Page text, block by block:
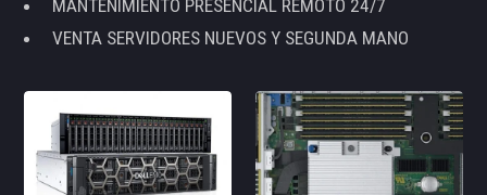
MANTENIMIENTO PRESENCIAL REMOTO 24/7
VENTA SERVIDORES NUEVOS Y SEGUNDA MANO